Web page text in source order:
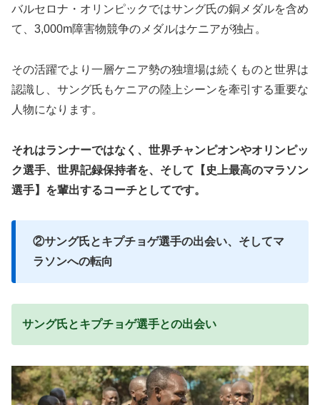
バルセロナ・オリンピックではサング氏の銅メダルを含め
て、3,000m障害物競争のメダルはケニアが独占。
その活躍でより一層ケニア勢の独壇場は続くものと世界は
認識し、サング氏もケニアの陸上シーンを牽引する重要な
人物になります。
それはランナーではなく、世界チャンピオンやオリンピッ
ク選手、世界記録保持者を、そして【史上最高のマラソン
選手】を輩出するコーチとしてです。
②サング氏とキプチョゲ選手の出会い、そしてマ
ラソンへの転向
サング氏とキプチョゲ選手との出会い